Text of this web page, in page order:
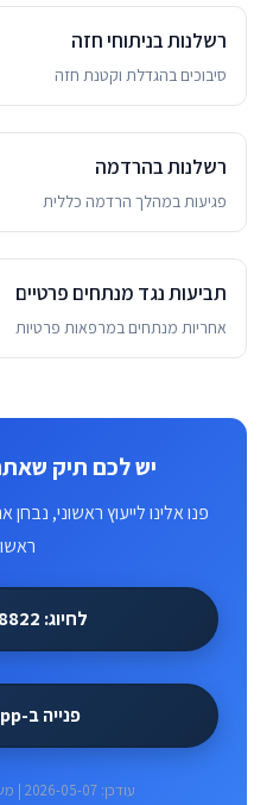
רשלנות בניתוחי חזה
סיבוכים בהגדלת וקטנת חזה
רשלנות בהרדמה
פגיעות במהלך הרדמה כללית
תביעות נגד מנתחים פרטיים
אחריות מנתחים במרפאות פרטיות
יש לכם תיק
פנו אלינו לייעוץ ראשוני,
לחיוג: 072-2428822
פנייה ב-WhatsApp
עודכן: 2026-05-07 | משרד עורכי דין לב-טייב